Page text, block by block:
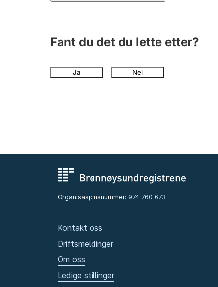
Fant du det du lette etter?
Ja Nei
Organisasjonsnummer: 974 760 673
Kontakt oss
Driftsmeldinger
Om oss
Ledige stillinger